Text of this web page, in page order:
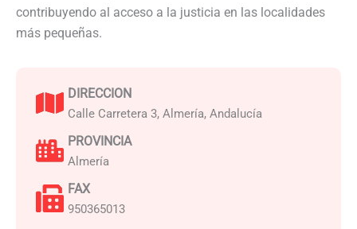
contribuyendo al acceso a la justicia en las localidades
más pequeñas.
DIRECCION
Calle Carretera 3, Almería, Andalucía
PROVINCIA
Almería
FAX
950365013